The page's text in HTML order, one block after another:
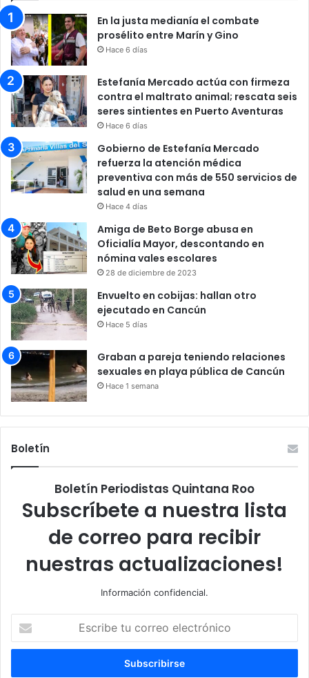
En la justa medianía el combate
prosélito entre Marín y Gino
Hace 6 días
Estefanía Mercado actúa con firmeza
contra el maltrato animal; rescata seis
seres sintientes en Puerto Aventuras
Hace 6 días
Gobierno de Estefanía Mercado
refuerza la atención médica
preventiva con más de 550 servicios de
salud en una semana
Hace 4 días
Amiga de Beto Borge abusa en
Oficialía Mayor, descontando en
nómina vales escolares
28 de diciembre de 2023
Envuelto en cobijas: hallan otro
ejecutado en Cancún
Hace 5 días
Graban a pareja teniendo relaciones
sexuales en playa pública de Cancún
Hace 1 semana
Boletín
Boletín Periodistas Quintana Roo
Subscríbete a nuestra lista
de correo para recibir
nuestras actualizaciones!
Información confidencial.
correo